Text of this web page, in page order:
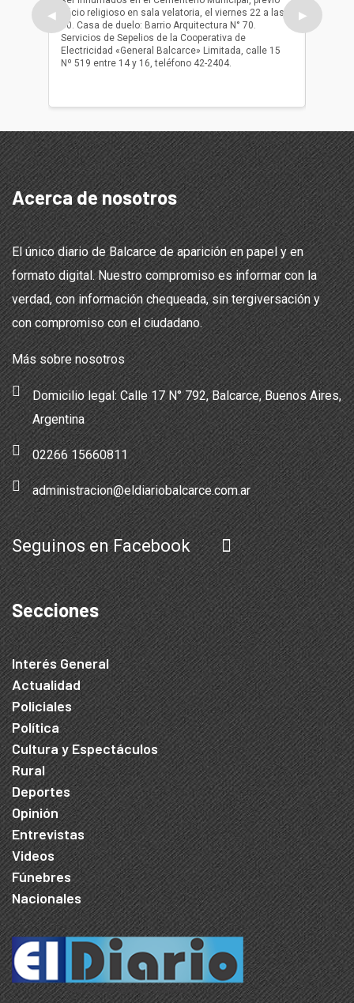
◀
oficio religioso en sala velatoria, el viernes 22 a las
10. Casa de duelo: Barrio Arquitectura N° 70.
Servicios de Sepelios de la Cooperativa de
Electricidad «General Balcarce» Limitada, calle 15
Nº 519 entre 14 y 16, teléfono 42-2404.
ser
oficio
▶
Acerca de nosotros
El único diario de Balcarce de aparición en papel y en
formato digital. Nuestro compromiso es informar con la
verdad, con información chequeada, sin tergiversación y
con compromiso con el ciudadano.
Más sobre nosotros
Domicilio legal: Calle 17 N° 792, Balcarce, Buenos Aires,
Argentina
02266 15660811
administracion@eldiariobalcarce.com.ar
Seguinos en Facebook
Secciones
Interés General
Actualidad
Policiales
Política
Cultura y Espectáculos
Rural
Deportes
Opinión
Entrevistas
Videos
Fúnebres
Nacionales